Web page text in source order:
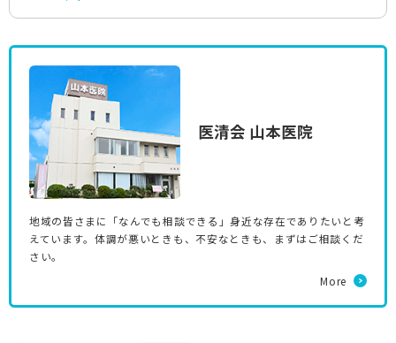
医清会 山本医院
地域の皆さまに「なんでも相談できる」身近な存在でありたいと考
えています。体調が悪いときも、不安なときも、まずはご相談くだ
さい。
More